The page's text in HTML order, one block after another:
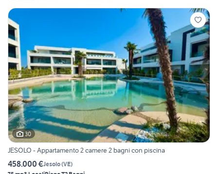
30
JESOLO - Appartamento 2 camere 2 bagni con piscina
458.000 €Jesolo(VE)